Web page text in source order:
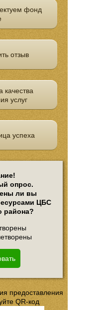
фонд
отзыв
качества
услуг
успеха
опрос.
ли вы
ЦБС
района?
предоставления
QR-код